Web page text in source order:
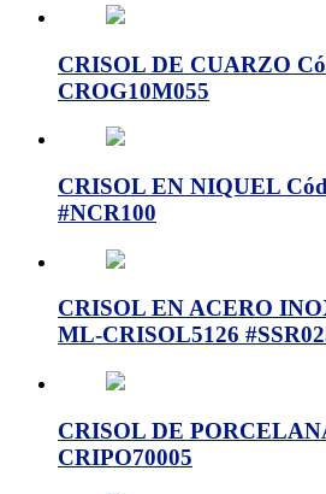
CRISOL DE CUARZO
CROG10M055
CRISOL EN NIQUEL
#NCR100
CRISOL EN ACERO
ML-CRISOL5126
CRISOL DE
CRIPO70005